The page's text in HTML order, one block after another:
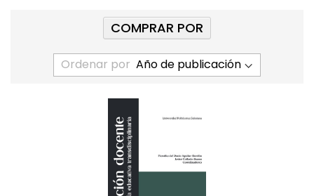
Ordenar por
COMPRAR POR